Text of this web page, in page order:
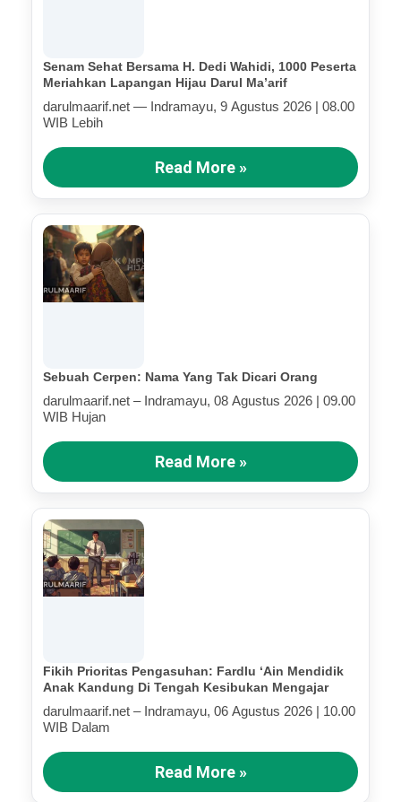
Senam Sehat Bersama H. Dedi Wahidi, 1000 Peserta
Meriahkan Lapangan Hijau Darul Ma’arif
darulmaarif.net — Indramayu, 9 Agustus 2026 | 08.00
WIB Lebih
Read More »
Sebuah Cerpen: Nama Yang Tak Dicari Orang
darulmaarif.net – Indramayu, 08 Agustus 2026 | 09.00
WIB Hujan
Read More »
Fikih Prioritas Pengasuhan: Fardlu ‘Ain Mendidik
Anak Kandung Di Tengah Kesibukan Mengajar
darulmaarif.net – Indramayu, 06 Agustus 2026 | 10.00
WIB Dalam
Read More »